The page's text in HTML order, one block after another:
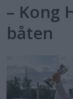
– Kong
båten